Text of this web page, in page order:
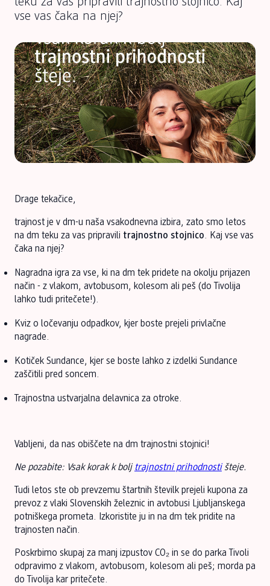
vse vas čaka na njej?
Drage tekačice,
trajnost je v dm-u naša vsakodnevna izbira, zato smo letos
na dm teku za vas pripravili trajnostno stojnico. Kaj vse vas
čaka na njej?
Nagradna igra za vse, ki na dm tek pridete na okolju prijazen
način - z vlakom, avtobusom, kolesom ali peš (do Tivolija
lahko tudi pritečete!).
Kviz o ločevanju odpadkov, kjer boste prejeli privlačne
nagrade.
Kotiček Sundance, kjer se boste lahko z izdelki Sundance
zaščitili pred soncem.
Trajnostna ustvarjalna delavnica za otroke.
Vabljeni, da nas obiščete na dm trajnostni stojnici!
Ne pozabite: Vsak korak k bolj trajnostni prihodnostišteje.
Tudi letos ste ob prevzemu štartnih številk prejeli kupona za
prevoz z vlaki Slovenskih železnic in avtobusi Ljubljanskega
potniškega prometa. Izkoristite ju in na dm tek pridite na
trajnosten način.
Poskrbimo skupaj za manj izpustov CO₂ in se do parka Tivoli
odpravimo z vlakom, avtobusom, kolesom ali peš; morda pa
do Tivolija kar pritečete.